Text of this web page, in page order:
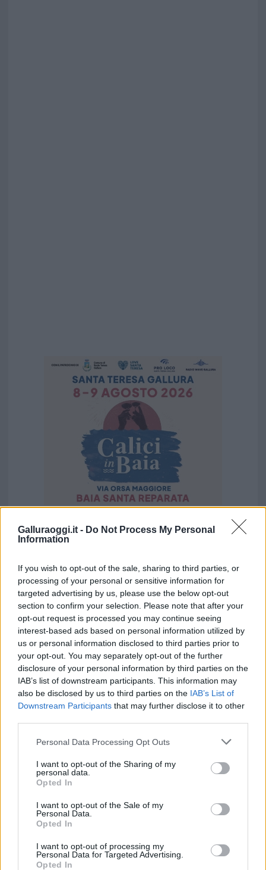
Galluraoggi.it - Do Not Process My Personal
Information
If you wish to opt-out of the sale, sharing to third parties, or
processing of your personal or sensitive information for
targeted advertising by us, please use the below opt-out
section to confirm your selection. Please note that after your
opt-out request is processed you may continue seeing
interest-based ads based on personal information utilized by
us or personal information disclosed to third parties prior to
your opt-out. You may separately opt-out of the further
disclosure of your personal information by third parties on the
IAB’s list of downstream participants. This information may
also be disclosed by us to third parties on the IAB’s List of
Downstream Participants that may further disclose it to other
Please note that this website/app uses one or more Google
not limited to your visit or usage behaviour. You may click to
grant or deny consent to Google and its third-party tags to
use your data for below specified purposes in below Google
consent section.
Personal Data Processing Opt Outs
I want to opt-out of the Sharing of my
personal data.
Opted In
I want to opt-out of the Sale of my
Personal Data.
Opted In
I want to opt-out of processing my
Personal Data for Targeted Advertising.
Opted In
Vuoi rimuovere le pubblicità nazionali?
Puoi abbonarti asoli € 1,10 al mese
cliccandoqui
Sei già abbonato?
Puoi effettuare l'accesso andando nella
sezioneLogin dal menù del sito o
cliccandoqui
TEMI: Notizie Gallura
Tamponi Bambini Gratis
Tamponi Gratis
Tamponi Gratis Farmacia
Notizie in tempo reale?
GalluraOggi.it